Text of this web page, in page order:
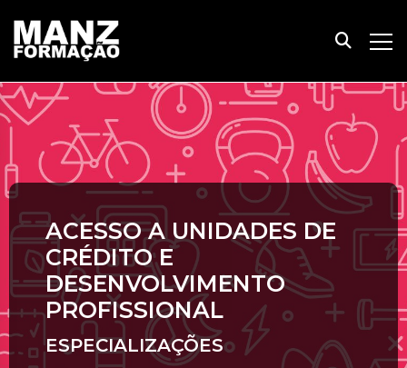
ACESSO A UNIDADES DE
CRÉDITO E
DESENVOLVIMENTO
PROFISSIONAL
ESPECIALIZAÇÕES